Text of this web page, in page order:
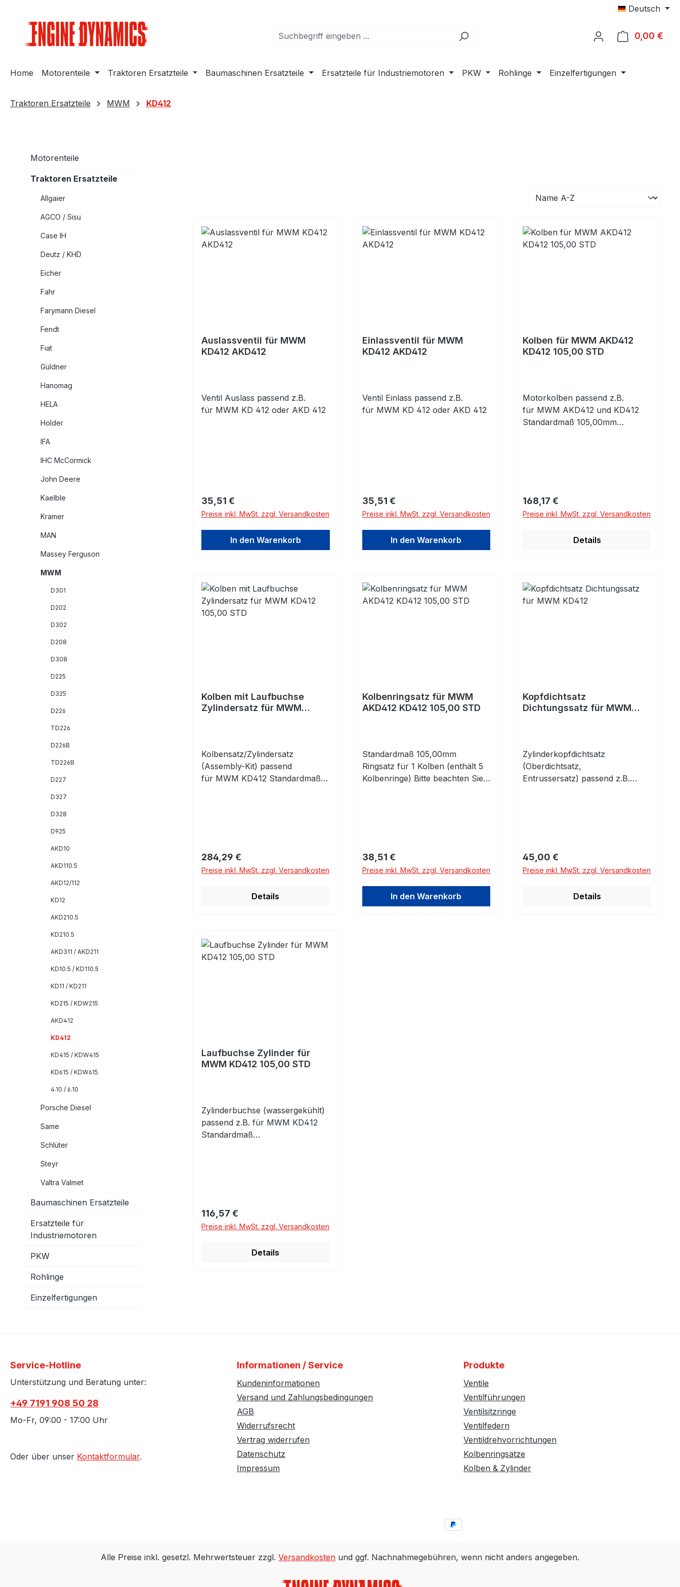
Deutsch
0,00 €
Home Motorenteile Traktoren Ersatzteile Baumaschinen Ersatzteile Ersatzteile für Industriemotoren PKW Rohlinge Einzelfertigungen
Traktoren Ersatzteile MWM KD412
Motorenteile
Traktoren Ersatzteile
Allgaier
AGCO / Sisu
Case IH
Deutz / KHD
Eicher
Fahr
Farymann Diesel
Fendt
Fiat
Güldner
Hanomag
HELA
Holder
IFA
IHC McCormick
John Deere
Kaelble
Kramer
MAN
Massey Ferguson
MWM
D301
D202
D302
D208
D308
D225
D325
D226
TD226
D226B
TD226B
D227
D327
D328
D925
AKD10
AKD110.5
AKD12/112
KD12
AKD210.5
KD210.5
AKD311 / AKD211
KD10.5 / KD110.5
KD11 / KD211
KD215 / KDW215
AKD412
KD412
KD415 / KDW415
KD615 / KDW615
4.10 / 6.10
Porsche Diesel
Same
Schlüter
Steyr
Valtra Valmet
Baumaschinen Ersatzteile
Ersatzteile für
Industriemotoren
PKW
Rohlinge
Einzelfertigungen
Auslassventil für MWM
KD412 AKD412
Ventil Auslass passend z.B.
für MWM KD 412 oder AKD 412
Regulärer Preis:
35,51 €
Preise inkl. MwSt. zzgl. Versandkosten
In den Warenkorb
Einlassventil für MWM
KD412 AKD412
Ventil Einlass passend z.B.
für MWM KD 412 oder AKD 412
Regulärer Preis:
35,51 €
Preise inkl. MwSt. zzgl. Versandkosten
In den Warenkorb
Kolben für MWM AKD412
KD412 105,00 STD
Motorkolben passend z.B.
für MWM AKD412 und KD412
Standardmaß 105,00mm
Regulärer Preis:
168,17 €
Preise inkl. MwSt. zzgl. Versandkosten
Details
Kolben mit Laufbuchse
Zylindersatz für MWM
Kolbensatz/Zylindersatz
(Assembly-Kit) passend
für MWM KD412 Standardmaß
Regulärer Preis:
284,29 €
Preise inkl. MwSt. zzgl. Versandkosten
Details
Kolbenringsatz für MWM
AKD412 KD412 105,00 STD
Standardmaß 105,00mm
Ringsatz für 1 Kolben (enthält 5
Kolbenringe) Bitte beachten Sie
Regulärer Preis:
38,51 €
Preise inkl. MwSt. zzgl. Versandkosten
In den Warenkorb
Kopfdichtsatz
Dichtungssatz für MWM
Zylinderkopfdichtsatz
(Oberdichtsatz,
Entrussersatz) passend z.B.
Regulärer Preis:
45,00 €
Preise inkl. MwSt. zzgl. Versandkosten
Details
Laufbuchse Zylinder für
MWM KD412 105,00 STD
Zylinderbuchse (wassergekühlt)
passend z.B. für MWM KD412
Standardmaß
Regulärer Preis:
116,57 €
Preise inkl. MwSt. zzgl. Versandkosten
Details
Service-Hotline
Unterstützung und Beratung unter:
+49 7191 908 50 28
Mo-Fr, 09:00 - 17:00 Uhr
Oder über unser Kontaktformular.
Informationen / Service
Kundeninformationen
Versand und Zahlungsbedingungen
AGB
Widerrufsrecht
Vertrag widerrufen
Datenschutz
Impressum
Produkte
Ventile
Ventilführungen
Ventilsitzringe
Ventilfedern
Ventildrehvorrichtungen
Kolbenringsätze
Kolben & Zylinder
Alle Preise inkl. gesetzl. Mehrwertsteuer zzgl. Versandkosten und ggf. Nachnahmegebühren, wenn nicht anders angegeben.